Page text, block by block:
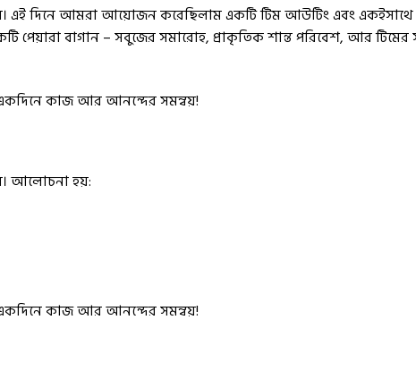
এই দিনে আমরা আয়োজন করেছিলাম একটি টিম আউটিং এবং
পেয়ারা বাগান – সবুজের সমারোহ, প্রাকৃতিক শান্ত পরিবেশ, আর টিমের
আলোচনা হয়: